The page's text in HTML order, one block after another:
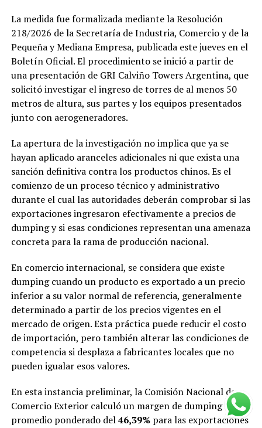
La medida fue formalizada mediante la Resolución
218/2026 de la Secretaría de Industria, Comercio y de la
Pequeña y Mediana Empresa, publicada este jueves en el
Boletín Oficial. El procedimiento se inició a partir de
una presentación de GRI Calviño Towers Argentina, que
solicitó investigar el ingreso de torres de al menos 50
metros de altura, sus partes y los equipos presentados
junto con aerogeneradores.
La apertura de la investigación no implica que ya se
hayan aplicado aranceles adicionales ni que exista una
sanción definitiva contra los productos chinos. Es el
comienzo de un proceso técnico y administrativo
durante el cual las autoridades deberán comprobar si las
exportaciones ingresaron efectivamente a precios de
dumping y si esas condiciones representan una amenaza
concreta para la rama de producción nacional.
En comercio internacional, se considera que existe
dumping cuando un producto es exportado a un precio
inferior a su valor normal de referencia, generalmente
determinado a partir de los precios vigentes en el
mercado de origen. Esta práctica puede reducir el costo
de importación, pero también alterar las condiciones de
competencia si desplaza a fabricantes locales que no
pueden igualar esos valores.
En esta instancia preliminar, la Comisión Nacional de
Comercio Exterior calculó un margen de dumping
promedio ponderado del46,39%para las exportaciones